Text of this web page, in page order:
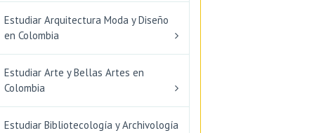
Estudiar Arquitectura Moda y Diseño
en Colombia
Estudiar Arte y Bellas Artes en
Colombia
Estudiar Bibliotecología y Archivología